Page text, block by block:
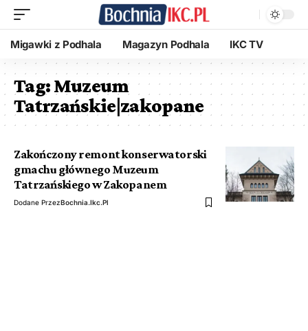
Migawki z Podhala Magazyn Podhala IKC TV
Tag:Muzeum
Tatrzańskie|zakopane
Zakończony remont konserwatorski
gmachu głównego Muzeum
Tatrzańskiego w Zakopanem
Dodane PrzezBochnia.ikc.pl